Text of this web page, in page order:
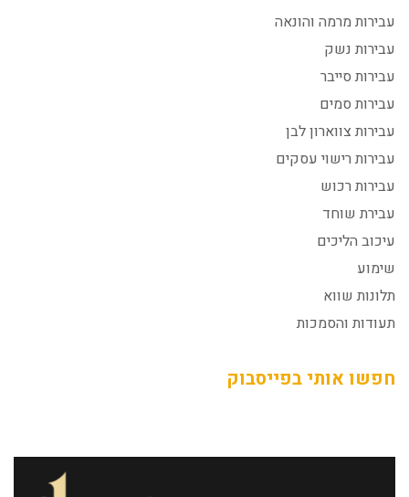
עבירות מרמה והונאה
עבירות נשק
עבירות סייבר
עבירות סמים
עבירות צווארון לבן
עבירות רישוי עסקים
עבירות רכוש
עבירת שוחד
עיכוב הליכים
שימוע
תלונות שווא
תעודות והסמכות
חפשו אותי בפייסבוק